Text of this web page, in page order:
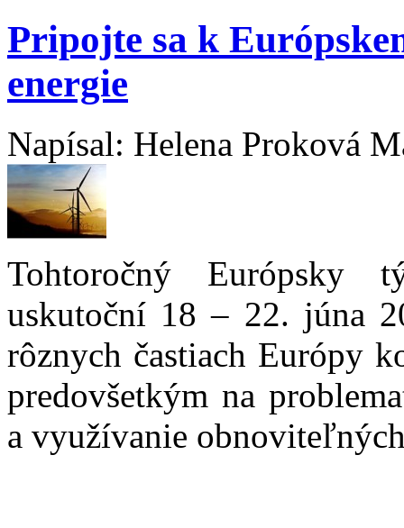
Pripojte sa k
energie
Napísal: Helena Proková
Tohtoročný Európsky
uskutoční 18 – 22. júna
rôznych častiach Európy
predovšetkým na
a využívanie